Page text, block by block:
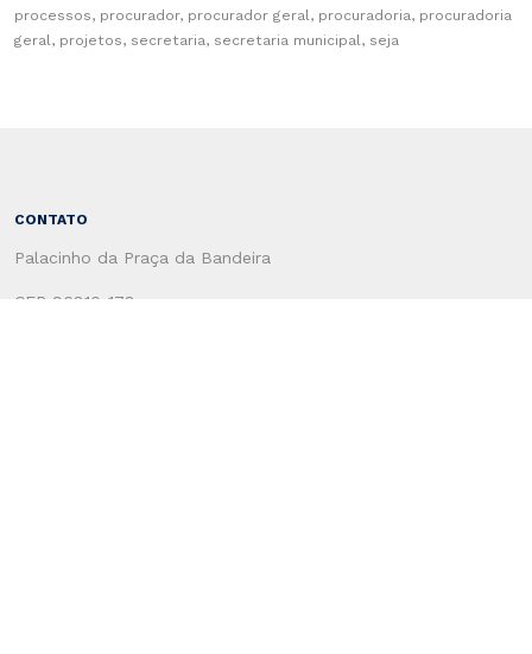
processos, procurador, procurador geral, procuradoria, procuradoria
geral, projetos, secretaria, secretaria municipal, seja
CONTATO
Palacinho da Praça da Bandeira
CEP 96810-178